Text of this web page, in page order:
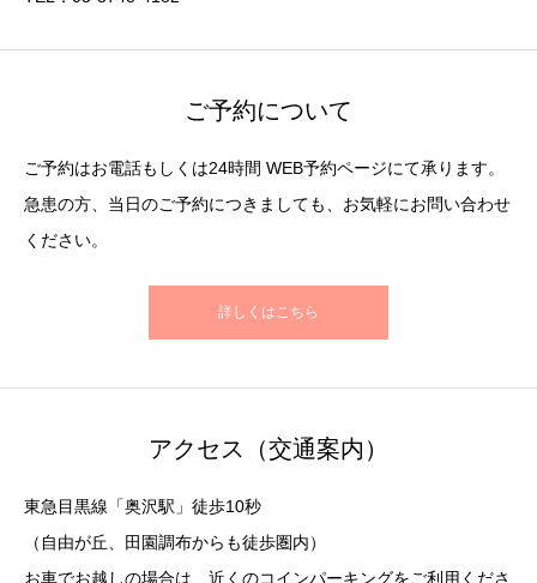
ご予約について
ご予約はお電話もしくは24時間 WEB予約ページにて承ります。
急患の方、当日のご予約につきましても、お気軽にお問い合わせ
ください。
詳しくはこちら
アクセス（交通案内）
東急目黒線「奥沢駅」徒歩10秒
（自由が丘、田園調布からも徒歩圏内）
お車でお越しの場合は、近くのコインパーキングをご利用くださ